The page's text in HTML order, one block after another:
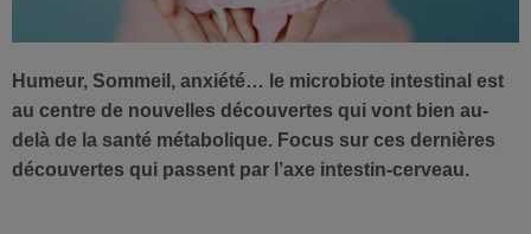
Humeur, Sommeil, anxiété… le microbiote intestinal est
au centre de nouvelles découvertes qui vont bien au-
delà de la santé métabolique. Focus sur ces dernières
découvertes qui passent par l’axe intestin-cerveau.